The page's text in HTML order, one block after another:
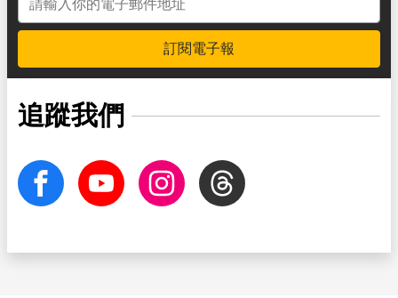
訂閱電子報
追蹤我們
facebook Youtube InstagramThreads